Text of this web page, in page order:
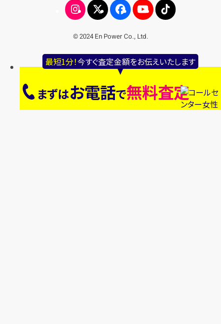
最短1分！今すぐ査定金額をお伝えいたします
まずはお電話で無料査定
© 2024 En Power Co., Ltd.